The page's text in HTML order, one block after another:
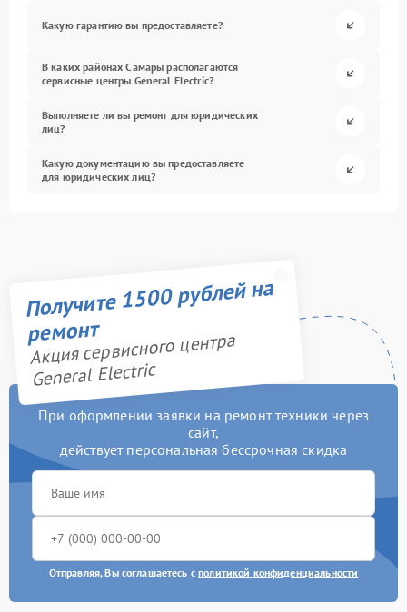
Какую гарантию вы предоставляете?
В каких районах Самары располагаются
сервисные центры General Electric?
Выполняете ли вы ремонт для юридических
лиц?
Какую документацию вы предоставляете
для юридических лиц?
Получите 1500 рублей на
ремонт
Акция сервисного центра
General Electric
При оформлении заявки на ремонт техники через
сайт,
действует персональная бессрочная скидка
Отправляя, Вы соглашаетесь сполитикой конфиденциальности